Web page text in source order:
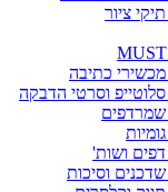
ציור
כתיבה
וסרטי הדבקה
ושות'
וסיכות